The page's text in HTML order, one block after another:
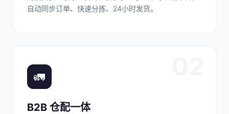
自动同步订单、快速分拣、24小时发货。
🚛
B2B 仓配一体